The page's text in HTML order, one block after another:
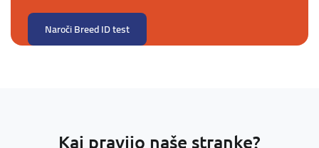
Naroči Breed ID test
Kaj pravijo naše stranke?